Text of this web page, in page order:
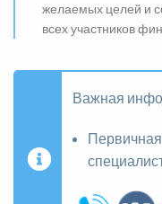
желаемых целей и
всех участников
Важная
Первичная